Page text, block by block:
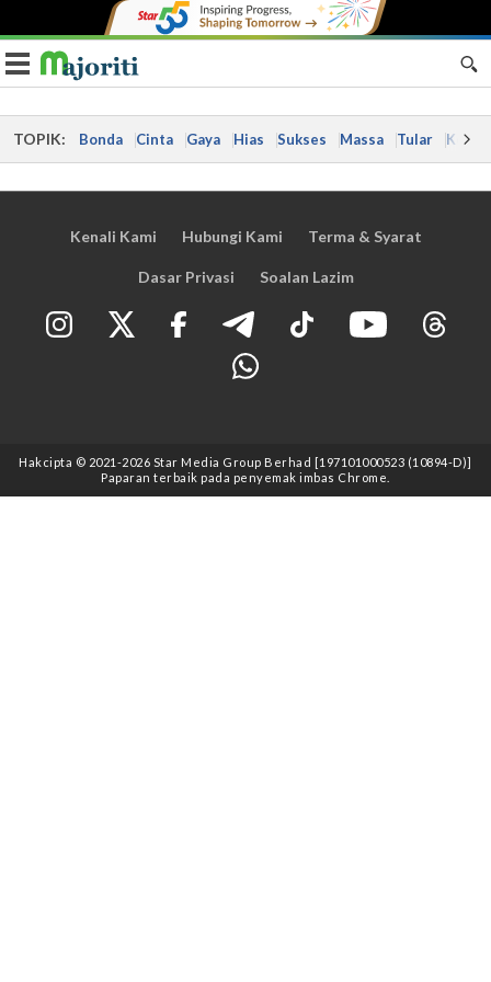
Toggle navigation
TOPIK: Bonda Cinta Gaya Hias Sukses Massa Tular Kes
Kenali Kami Hubungi Kami Terma & Syarat
Dasar Privasi Soalan Lazim
Hakcipta © 2021 -2026 Star Media Group Berhad [197101000523 (10894-D)]
Paparan terbaik pada penyemak imbas Chrome.